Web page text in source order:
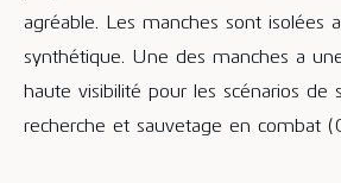
agréable. Les manches sont isolées
synthétique. Une des manches a
haute visibilité pour les scénarios de
recherche et sauvetage en combat